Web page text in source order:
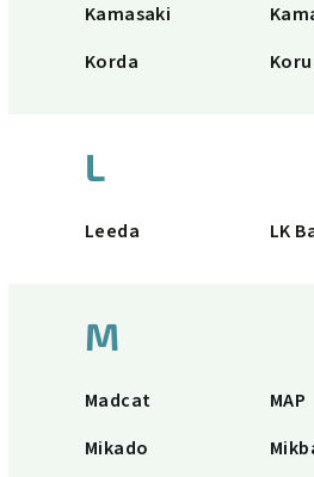
Kamasaki
Korda
L
Leeda LK
M
Madcat MAP
Mikado